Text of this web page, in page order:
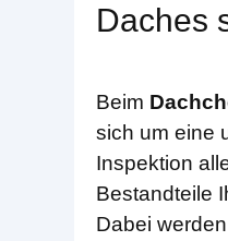
Daches
Beim
sich um eine
Inspektion
Bestandteile
Dabei